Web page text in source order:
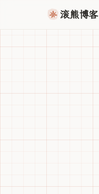
滚熊博客